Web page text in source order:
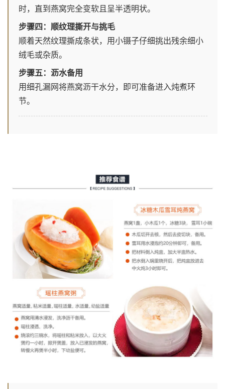
时，直到燕窝完全变软且呈半透明状。
步骤四：顺纹理撕开与挑毛
顺着天然纹理撕成条状，用小镊子仔细挑出残余细小
绒毛或杂质。
步骤五：沥水备用
用细孔漏网将燕窝沥干水分，即可准备进入炖煮环
节。